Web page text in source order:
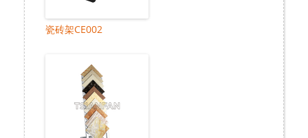
瓷砖架CE002